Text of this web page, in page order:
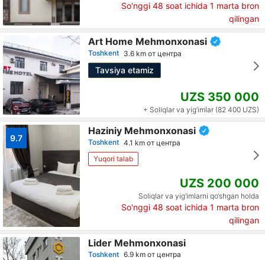
So'nggi 48 soat ichida 1 marta bron
qilingan
Art Home Mehmonxonasi
Toshkent 3.6 km от центра
Tavsiya etamiz
UZS 350 000
+ Soliqlar va yig‘imlar (82 400 UZS)
9.7
Haziniy Mehmonxonasi
Toshkent 4.1 km от центра
Yuqori talab
UZS 200 000
Soliqlar va yig‘imlarni qo‘shgan holda
So'nggi 48 soat ichida 1 marta bron
qilingan
Lider Mehmonxonasi
Toshkent 6.9 km от центра